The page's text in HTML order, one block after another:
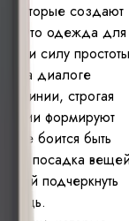
которые создают
Это одежда для
и силу
на диалоге
линии, строгая
формируют
не боится быть
и посадка
подчеркнуть
мощь.